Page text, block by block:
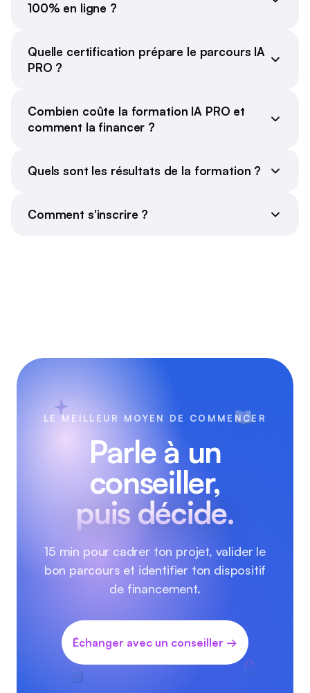
100% en ligne ?
Quelle certification prépare le parcours IA
PRO ?
Combien coûte la formation IA PRO et
comment la financer ?
Quels sont les résultats de la formation ?
Comment s'inscrire ?
LE MEILLEUR MOYEN DE COMMENCER
Parle à un
conseiller,
puis décide.
15 min pour cadrer ton projet, valider le
bon parcours et identifier ton dispositif
de financement.
Échanger avec un conseiller →